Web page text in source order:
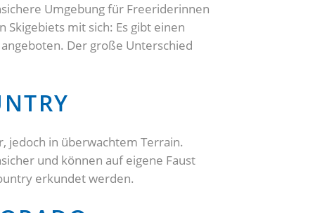
Umgebung für Freeriderinnen
mit sich: Es gibt einen
Der große Unterschied
jedoch in überwachtem Terrain.
und können auf eigene Faust
erkundet werden.